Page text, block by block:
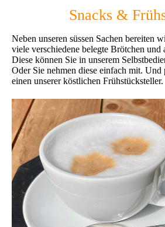
Snacks &
Neben unseren süssen Sachen bereiten
viele verschiedene belegte Brötchen und
Diese können Sie in unserem
Oder Sie nehmen diese einfach mit. Und
einen unserer köstlichen Frühstücksteller.